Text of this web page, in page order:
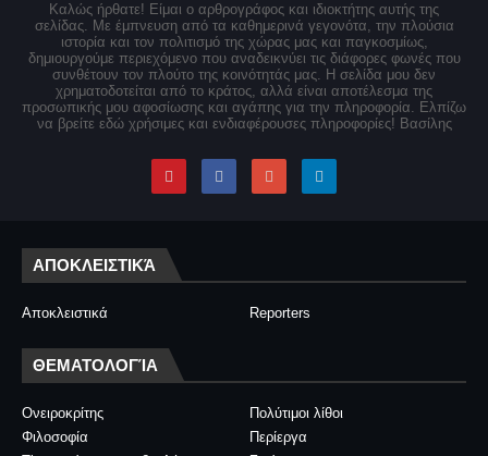
Καλώς ήρθατε! Είμαι ο αρθρογράφος και ιδιοκτήτης αυτής της
σελίδας. Με έμπνευση από τα καθημερινά γεγονότα, την πλούσια
ιστορία και τον πολιτισμό της χώρας μας και παγκοσμίως,
δημιουργούμε περιεχόμενο που αναδεικνύει τις διάφορες φωνές που
συνθέτουν τον πλούτο της κοινότητάς μας. Η σελίδα μου δεν
χρηματοδοτείται από το κράτος, αλλά είναι αποτέλεσμα της
προσωπικής μου αφοσίωσης και αγάπης για την πληροφορία. Ελπίζω
να βρείτε εδώ χρήσιμες και ενδιαφέρουσες πληροφορίες! Βασίλης
ΑΠΟΚΛΕΙΣΤΙΚΆ
Αποκλειστικά Reporters
ΘΕΜΑΤΟΛΟΓΊΑ
Ονειροκρίτης
Πολύτιμοι λίθοι
Φιλοσοφία
Περίεργα